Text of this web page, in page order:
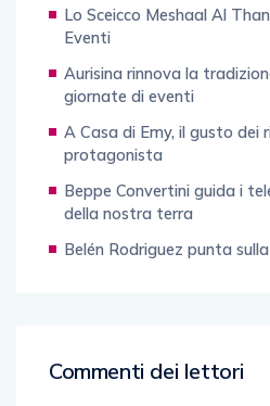
Lo Sceicco Meshaal Al
Eventi
Aurisina rinnova la
giornate di eventi
A Casa di Emy, il gusto dei
protagonista
Beppe Convertini guida i
della nostra terra
Belén Rodriguez punta
Commenti dei lettori